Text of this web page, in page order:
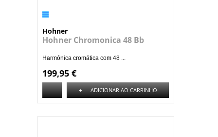
Hohner
Hohner Chromonica 48 Bb
Harmónica cromática com 48 ...
199,95 €
+ ADICIONAR AO CARRINHO